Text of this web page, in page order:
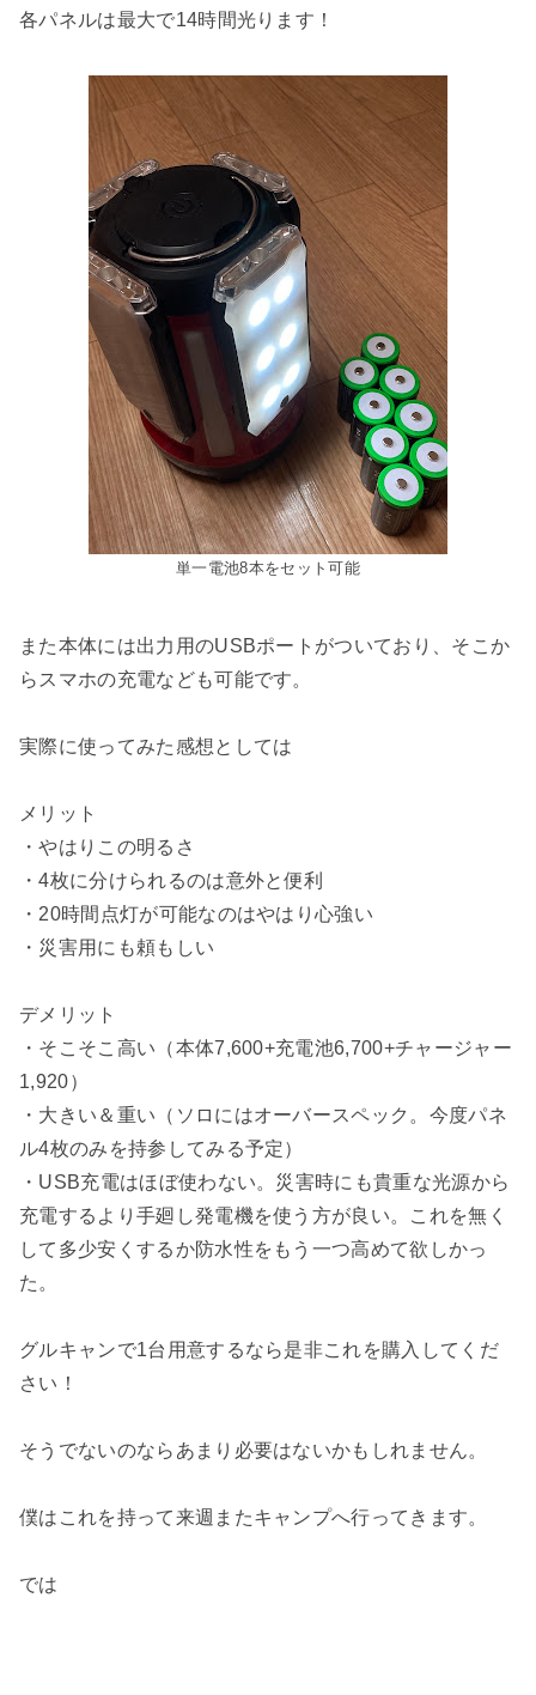
各パネルは最大で14時間光ります！
単一電池8本をセット可能
また本体には出力用のUSBポートがついており、そこか
らスマホの充電なども可能です。
実際に使ってみた感想としては
メリット
・やはりこの明るさ
・4枚に分けられるのは意外と便利
・20時間点灯が可能なのはやはり心強い
・災害用にも頼もしい
デメリット
・そこそこ高い（本体7,600+充電池6,700+チャージャー
1,920）
・大きい＆重い（ソロにはオーバースペック。今度パネ
ル4枚のみを持参してみる予定）
・USB充電はほぼ使わない。災害時にも貴重な光源から
充電するより手廻し発電機を使う方が良い。これを無く
して多少安くするか防水性をもう一つ高めて欲しかっ
た。
グルキャンで1台用意するなら是非これを購入してくだ
さい！
そうでないのならあまり必要はないかもしれません。
僕はこれを持って来週またキャンプへ行ってきます。
では